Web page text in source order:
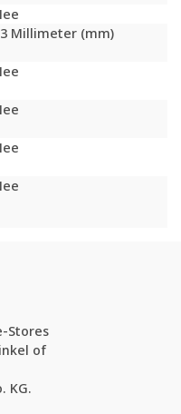
Millimeter (mm)
Stores
of
KG.